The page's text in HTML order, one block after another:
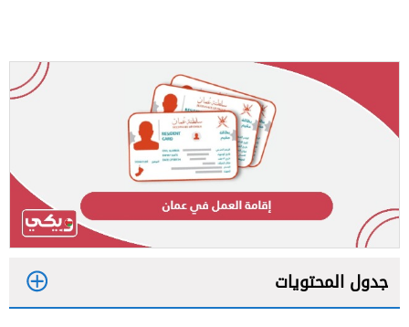
جدول المحتويات